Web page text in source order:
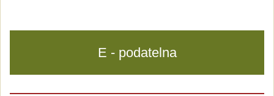
E - podatelna